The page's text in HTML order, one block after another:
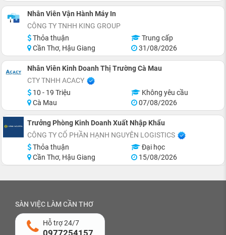
Nhân Viên Vận Hành Máy In
CÔNG TY TNHH KING GROUP
Thỏa thuận
Trung cấp
Cần Thơ, Hậu Giang
31/08/2026
Nhân Viên Kinh Doanh Thị Trường Cà Mau
CTY TNHH ACACY
10 - 19 Triệu
Không yêu cầu
Cà Mau
07/08/2026
Trưởng Phòng Kinh Doanh Xuất Nhập Khẩu
CÔNG TY CỔ PHẦN HẠNH NGUYÊN LOGISTICS
Thỏa thuận
Đại học
Cần Thơ, Hậu Giang
15/08/2026
SÀN VIỆC LÀM CẦN THƠ
Hỗ trợ 24/7
0977254157